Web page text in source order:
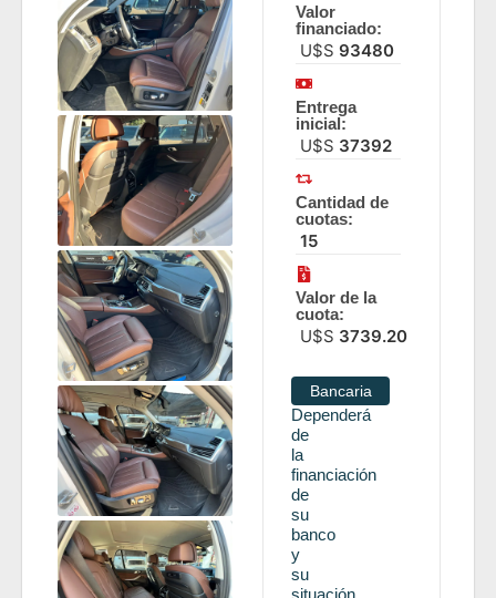
Valor
financiado:
U$S 93480
Entrega
inicial:
U$S 37392
Cantidad de
cuotas:
15
Valor de la
cuota:
U$S 3739.20
Bancaria
Dependerá
de
la
financiación
de
su
banco
y
su
situación